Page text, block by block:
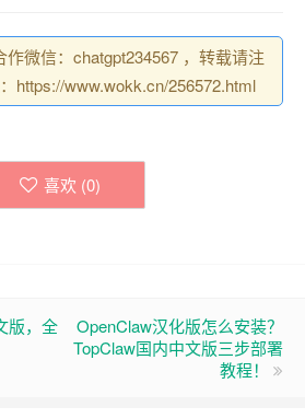
微信：chatgpt234567 ，转载请注
https://www.wokk.cn/256572.html
喜欢 (0)
版，全
OpenClaw汉化版怎么安装？
TopClaw国内中文版三步部署
教程！